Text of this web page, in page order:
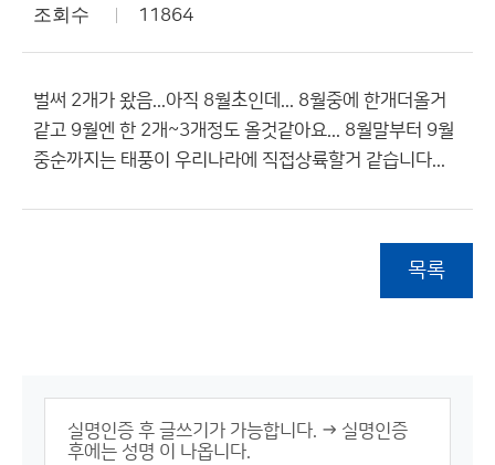
조회수 11864
벌써 2개가 왔음...아직 8월초인데... 8월중에 한개더올거
같고 9월엔 한 2개~3개정도 올것같아요... 8월말부터 9월
중순까지는 태풍이 우리나라에 직접상륙할거 같습니다...
목록